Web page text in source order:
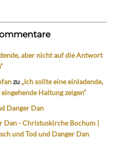
aber nicht auf die Antwort
zu „Ich sollte eine einladende,
Haltung zeigen“
Danger Dan
Dan - Christuskirche Bochum |
und Tod und Danger Dan